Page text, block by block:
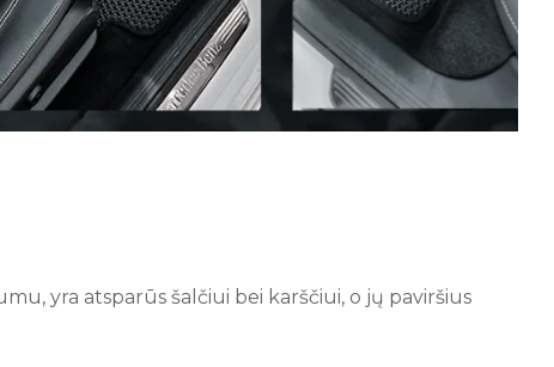
yra atsparūs šalčiui bei karščiui, o jų paviršius